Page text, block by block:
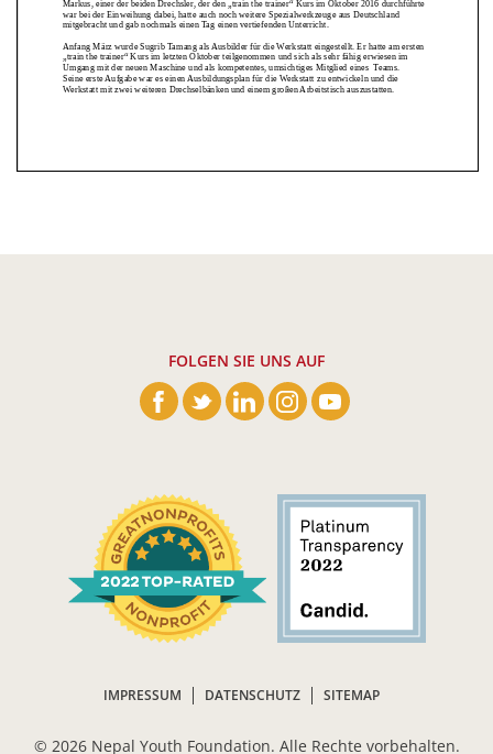
FOLGEN SIE UNS AUF
IMPRESSUM DATENSCHUTZ SITEMAP
© 2026 Nepal Youth Foundation. Alle Rechte vorbehalten.